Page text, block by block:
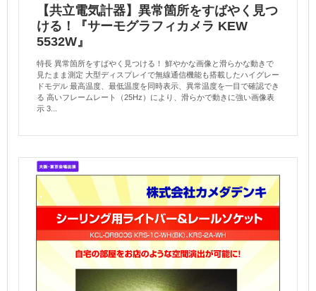
【共立電気計器】異常箇所をすばやく見つ
ける！『サーモグラフィカメラ KEW
5532W』
特長 異常箇所をすばやく見つける！ 鮮やかな画像と滑らかな動きで
見たまま測定 大型ディスプレイで無線通信機能も搭載したハイグレー
ドモデル 最高温度、最低温度を同時表示、異常温度を一目で確認でき
る 高いフレームレート（25Hz）により、滑らかで動きに強い画像表
示 3...